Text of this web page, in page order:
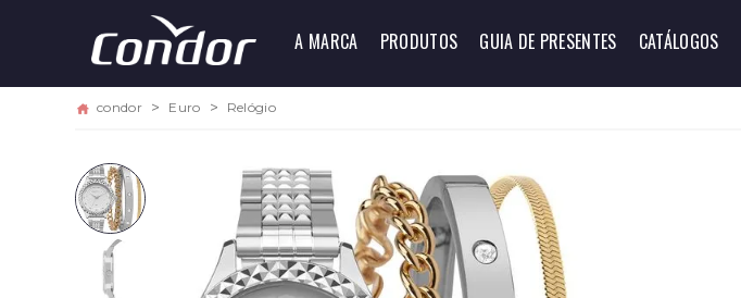
A MARCA PRODUTOS GUIA DE PRESENTES CATÁLOGOS
condor Euro Relógio